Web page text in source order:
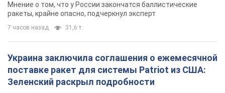
Мнение о том, что у России закончатся баллистические
ракеты, крайне опасно, подчеркнул эксперт
7 часов назад 31,6 т.
Украина заключила соглашения о ежемесячной
поставке ракет для системы Patriot из США:
Зеленский раскрыл подробности